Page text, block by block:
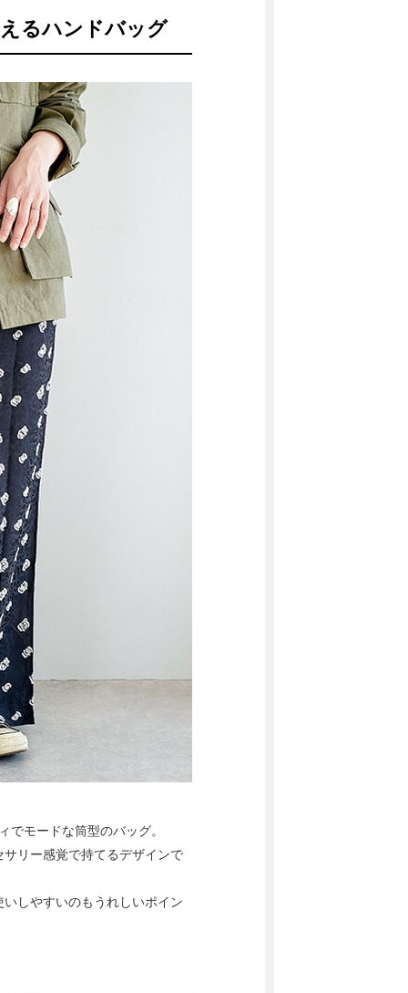
るハンドバッグ
でモードな筒型のバッグ。
リー感覚で持てるデザインで
しやすいのもうれしいポイン